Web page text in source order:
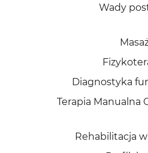
Wady
Diagnostyka
Terapia Manualna
Rehabilitacja